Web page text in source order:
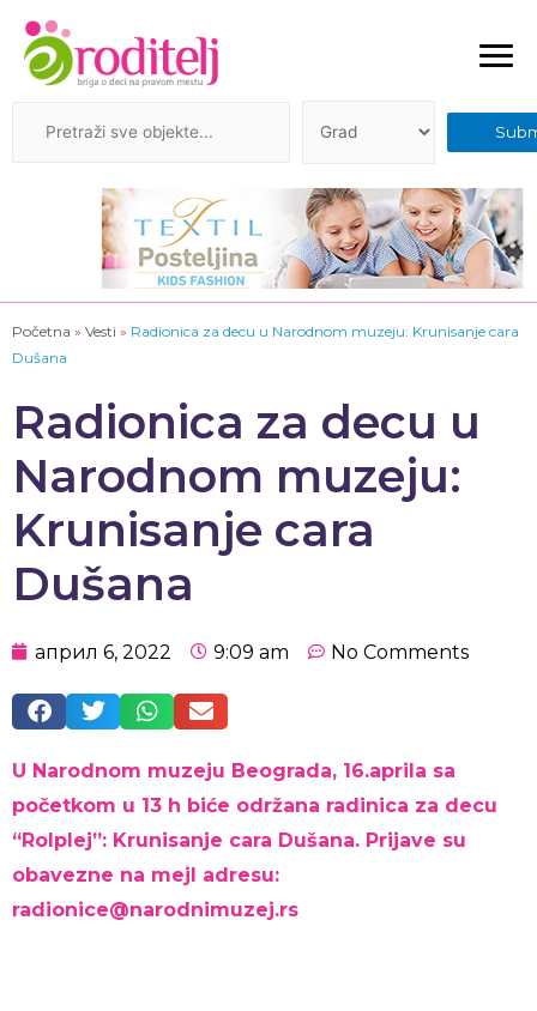
Početna » Vesti » Radionica za decu u Narodnom muzeju: Krunisanje cara
Dušana
Radionica za decu u
Narodnom muzeju:
Krunisanje cara
Dušana
април 6, 2022 9:09 am No Comments
U Narodnom muzeju Beograda, 16.aprila sa
početkom u 13 h biće održana radinica za decu
“Rolplej”: Krunisanje cara Dušana. Prijave su
obavezne na mejl adresu:
radionice@narodnimuzej.rs